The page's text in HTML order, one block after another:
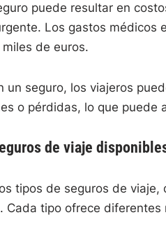
puede resultar en
Los gastos médicos
de euros.
un seguro, los viajeros
o pérdidas, lo que puede
de viaje
tipos de seguros de
Cada tipo ofrece